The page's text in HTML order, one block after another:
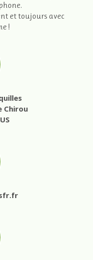
et toujours avec
!
Chirou